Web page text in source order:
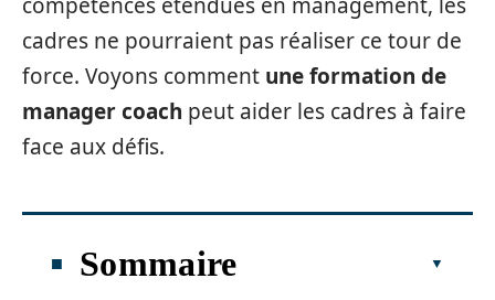
cadres ne pourraient pas réaliser ce tour de
force. Voyons comment une formation de
manager coach peut aider les cadres à faire
face aux défis.
Sommaire